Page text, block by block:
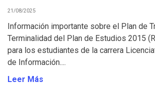
21/08/2025
Información importante sobre el Plan de
Terminalidad del Plan de Estudios 2015
para los estudiantes de la carrera
de Información....
Leer Más